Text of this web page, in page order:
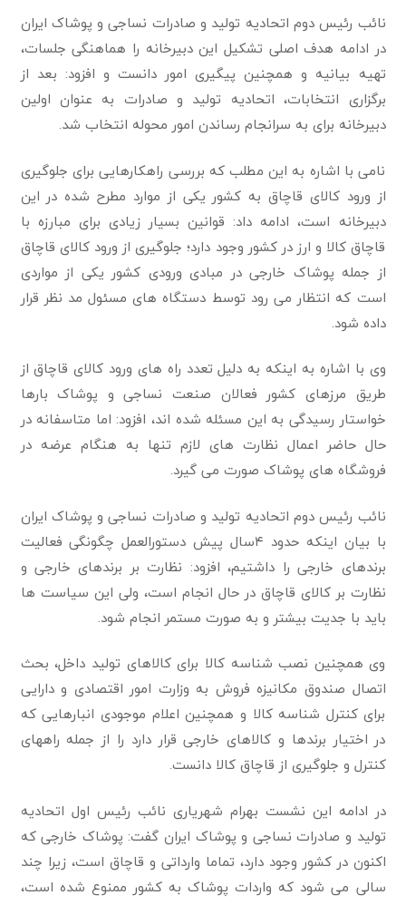
نائب رئیس دوم اتحادیه تولید و صادرات نساجی و پوشاک ایران
در ادامه هدف اصلی تشکیل این دبیرخانه را هماهنگی جلسات،
تهیه بیانیه و همچنین پیگیری امور دانست و افزود: بعد از
برگزاری انتخابات، اتحادیه تولید و صادرات به عنوان اولین
دبیرخانه برای به سرانجام رساندن امور محوله انتخاب شد.
نامی با اشاره به این مطلب که بررسی راهکارهایی برای جلوگیری
از ورود کالای قاچاق به کشور یکی از موارد مطرح شده در این
دبیرخانه است، ادامه داد: قوانین بسیار زیادی برای مبارزه با
قاچاق کالا و ارز در کشور وجود دارد؛ جلوگیری از ورود کالای قاچاق
از جمله پوشاک خارجی در مبادی ورودی کشور یکی از مواردی
است که انتظار می رود توسط دستگاه های مسئول مد نظر قرار
داده شود.
وی با اشاره به اینکه به دلیل تعدد راه های ورود کالای قاچاق از
طریق مرزهای کشور فعالان صنعت نساجی و پوشاک بارها
خواستار رسیدگی به این مسئله شده اند، افزود: اما متاسفانه در
حال حاضر اعمال نظارت های لازم تنها به هنگام عرضه در
فروشگاه های پوشاک صورت می گیرد.
نائب رئیس دوم اتحادیه تولید و صادرات نساجی و پوشاک ایران
با بیان اینکه حدود ۴سال پیش دستورالعمل چگونگی فعالیت
برندهای خارجی را داشتیم، افزود: نظارت بر برندهای خارجی و
نظارت بر کالای قاچاق در حال انجام است، ولی این سیاست ها
باید با جدیت بیشتر و به صورت مستمر انجام شود.
وی همچنین نصب شناسه کالا برای کالاهای تولید داخل، بحث
اتصال صندوق مکانیزه فروش به وزارت امور اقتصادی و دارایی
برای کنترل شناسه کالا و همچنین اعلام موجودی انبارهایی که
در اختیار برندها و کالاهای خارجی قرار دارد را از جمله راههای
کنترل و جلوگیری از قاچاق کالا دانست.
در ادامه این نشست بهرام شهریاری نائب رئیس اول اتحادیه
تولید و صادرات نساجی و پوشاک ایران گفت: پوشاک خارجی که
اکنون در کشور وجود دارد، تماما وارداتی و قاچاق است، زیرا چند
سالی می شود که واردات پوشاک به کشور ممنوع شده است،